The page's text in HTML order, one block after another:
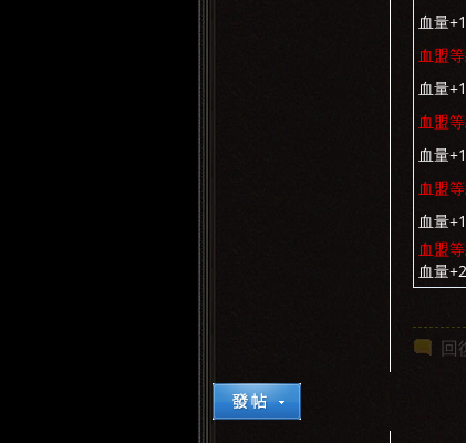
血量
血盟
血量
血盟
血量
血盟
血量
血盟
血量
回